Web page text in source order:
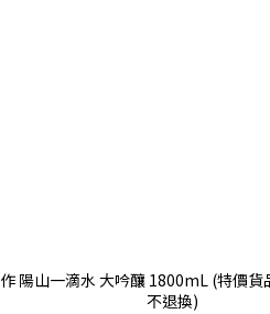
作 陽山一滴水 大吟釀 1800mL (特價貨
不退換)